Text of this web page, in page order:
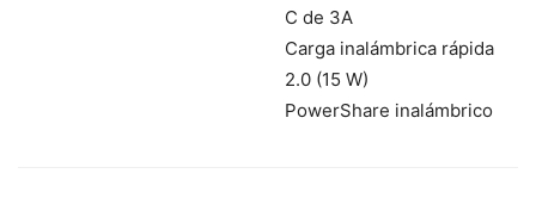
C de 3A
Carga inalámbrica rápida
2.0 (15 W)
PowerShare inalámbrico